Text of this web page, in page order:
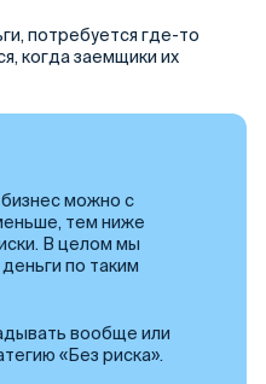
потребуется где-то
когда заемщики их
можно с
тем ниже
В целом мы
по таким
вообще или
«Без риска».